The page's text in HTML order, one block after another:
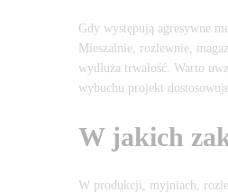
Gdy występują agresywne
Mieszalnie, rozlewnie,
wydłuża trwałość. Warto
wybuchu projekt
W jakich
W produkcji, myjniach,